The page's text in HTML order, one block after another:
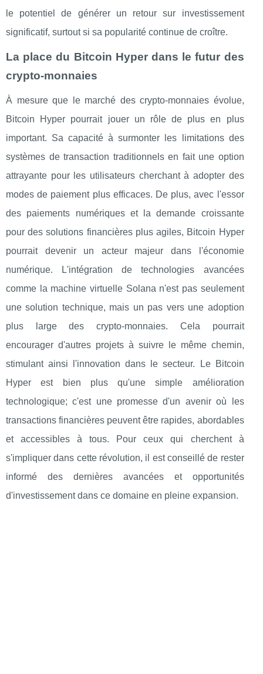
le potentiel de générer un retour sur investissement
significatif, surtout si sa popularité continue de croître.
La place du Bitcoin Hyper dans le futur des
crypto-monnaies
À mesure que le marché des crypto-monnaies évolue,
Bitcoin Hyper pourrait jouer un rôle de plus en plus
important. Sa capacité à surmonter les limitations des
systèmes de transaction traditionnels en fait une option
attrayante pour les utilisateurs cherchant à adopter des
modes de paiement plus efficaces. De plus, avec l'essor
des paiements numériques et la demande croissante
pour des solutions financières plus agiles, Bitcoin Hyper
pourrait devenir un acteur majeur dans l'économie
numérique. L'intégration de technologies avancées
comme la machine virtuelle Solana n'est pas seulement
une solution technique, mais un pas vers une adoption
plus large des crypto-monnaies. Cela pourrait
encourager d'autres projets à suivre le même chemin,
stimulant ainsi l'innovation dans le secteur. Le Bitcoin
Hyper est bien plus qu'une simple amélioration
technologique; c'est une promesse d'un avenir où les
transactions financières peuvent être rapides, abordables
et accessibles à tous. Pour ceux qui cherchent à
s'impliquer dans cette révolution, il est conseillé de rester
informé des dernières avancées et opportunités
d'investissement dans ce domaine en pleine expansion.